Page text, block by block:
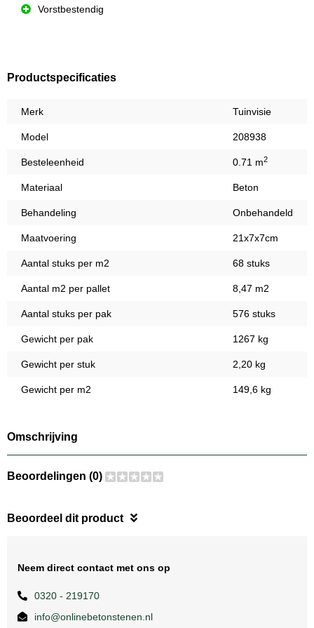
Vorstbestendig
Productspecificaties
Merk Tuinvisie
Model 208938
Besteleenheid 0.71 m2
Materiaal Beton
Behandeling Onbehandeld
Maatvoering 21x7x7cm
Aantal stuks per m2 68 stuks
Aantal m2 per pallet 8,47 m2
Aantal stuks per pak 576 stuks
Gewicht per pak 1267 kg
Gewicht per stuk 2,20 kg
Gewicht per m2 149,6 kg
Omschrijving
Beoordelingen (0)
Beoordeel dit product
Neem direct contact met ons op
0320 - 219170
info@onlinebetonstenen.nl